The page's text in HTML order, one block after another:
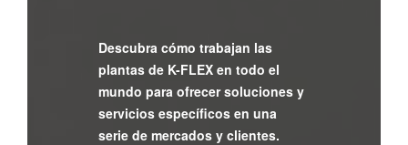
Descubra cómo trabajan las
plantas de K-FLEX en todo el
mundo para ofrecer soluciones y
servicios específicos en una
serie de mercados y clientes.